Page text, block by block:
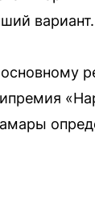
вариант.